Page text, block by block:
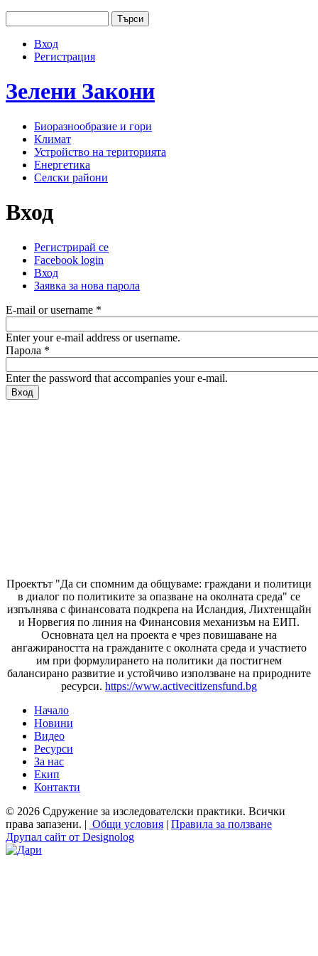
User menu
Вход
Регистрация
Зелени Закони
Биоразнообразие и гори
Климат
Устройство на територията
Енергетика
Селски райони
Вход
Primary tabs
Регистрирай се
Facebook login
Вход
Заявка за нова парола
E-mail or username *
Enter your e-mail address or username.
Парола *
Enter the password that accompanies your e-mail.
Проектът "Да си спомним да общуваме: граждани и политици
в диалог по политиките за опазване на околната среда" се
изпълнява с финансовата подкрепа на Исландия, Лихтенщайн
и Норвегия по линия на Финансовия механизъм на ЕИП.
Основната цел на проекта е чрез повишаване на
ангажираността на гражданите с околната среда и участието
им при формулирането на политики да постигнем
балансирано развитие и устойчиво използване на природните
ресурси. https://www.activecitizensfund.bg
Основно меню
Начало
Новини
Видео
Ресурси
За нас
Екип
Контакти
© 2026 Сдружение за изследователски практики. Всички
права запазени. | Общи условия | Правила за ползване
Друпал сайт от Designolog